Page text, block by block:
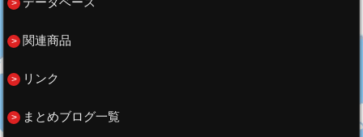
関連商品
リンク
まとめブログ一覧